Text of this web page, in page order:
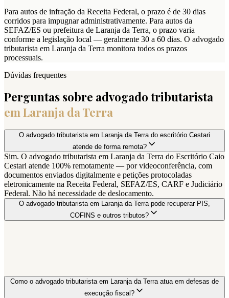
Para autos de infração da Receita Federal, o prazo é de 30 dias
corridos para impugnar administrativamente. Para autos da
SEFAZ/ES ou prefeitura de Laranja da Terra, o prazo varia
conforme a legislação local — geralmente 30 a 60 dias. O advogado
tributarista em Laranja da Terra monitora todos os prazos
processuais.
Dúvidas frequentes
Perguntas sobre advogado tributarista
emLaranja da Terra
O advogado tributarista em Laranja da Terra do escritório Cestari
atende de forma remota?
Sim. O advogado tributarista em Laranja da Terra do Escritório Caio
Cestari atende 100% remotamente — por videoconferência, com
documentos enviados digitalmente e petições protocoladas
eletronicamente na Receita Federal, SEFAZ/ES, CARF e Judiciário
Federal. Não há necessidade de deslocamento.
O advogado tributarista em Laranja da Terra pode recuperar PIS,
COFINS e outros tributos?
Como o advogado tributarista em Laranja da Terra atua em defesas de
execução fiscal?